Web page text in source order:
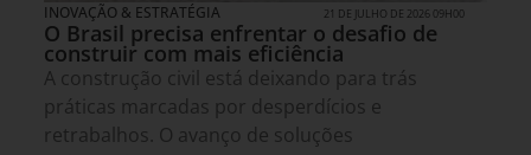
INOVAÇÃO & ESTRATÉGIA 21 DE JULHO DE 2026 09H00
O Brasil precisa enfrentar o desafio de
construir com mais eficiência
A construção civil está deixando para trás
práticas marcadas por desperdícios e
retrabalhos. O avanço de soluções